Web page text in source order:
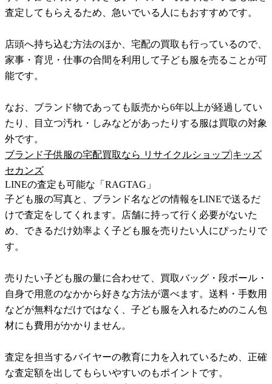
査定してもらえるため、急いでいる人にもおすすめです。
店頭へ持ち込む方法のほか、宅配の買取も行っているので、
家事・育児・仕事の合間を利用して子ども服を売ることが可
能です。
なお、ブランド物であっても販売から6年以上が経過してい
たり、目立つ汚れ・しみなどがあったりする服は買取の対象
外です。
ブランド子供服の宅配買取なら リサイクルショップ|キッズ
セカンズ
LINEの査定も可能な「RAGTAG」
子ども服の写真と、ブランド名などの情報をLINEで送るだ
けで査定をしてくれます。店舗に持って行く必要がないた
め、できるだけ効率よく子ども服を売りたい人にぴったりで
す。
売りたい子ども服の量に合わせて、買取バッグ・段ボール・
自身で用意のなかから好きな方法が選べます。送料・手数用
などが無料なだけではなく、子ども服を入れるためのこん包
材にも費用がかかりません。
査定を担当するバイヤーの教育に力を入れているため、正確
な査定額を出してもらいやすいのもポイントです。